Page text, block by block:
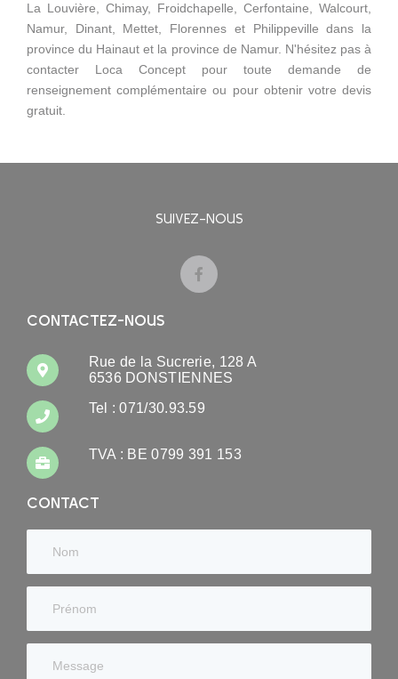
La Louvière, Chimay, Froidchapelle, Cerfontaine, Walcourt,
Namur, Dinant, Mettet, Florennes et Philippeville dans la
province du Hainaut et la province de Namur. N'hésitez pas à
contacter Loca Concept pour toute demande de
renseignement complémentaire ou pour obtenir votre devis
gratuit.
SUIVEZ-NOUS
CONTACTEZ-NOUS
Rue de la Sucrerie, 128 A
6536 DONSTIENNES
Tel : 071/30.93.59
TVA : BE 0799 391 153
CONTACT